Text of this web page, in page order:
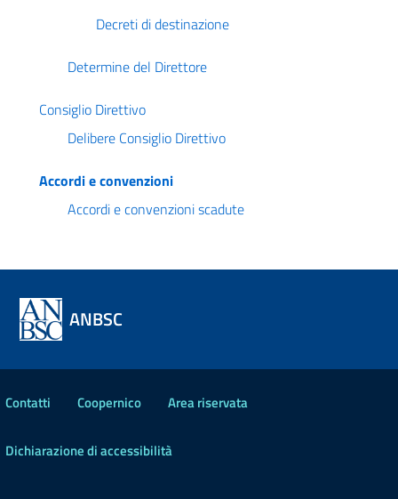
Decreti di destinazione
Determine del Direttore
Consiglio Direttivo
Delibere Consiglio Direttivo
Accordi e convenzioni
Accordi e convenzioni scadute
ANBSC
Contatti Coopernico Area riservata
Dichiarazione di accessibilità